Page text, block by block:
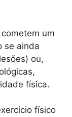
um
se ainda
ou,
física.
físico